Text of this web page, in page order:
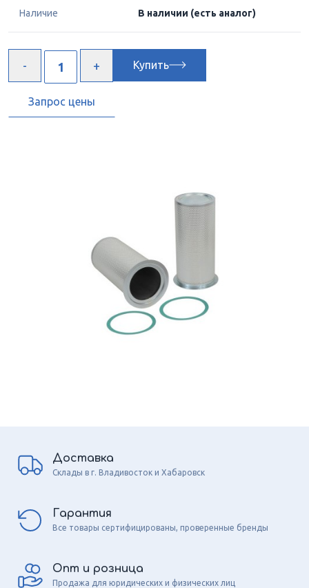
Наличие В наличии (есть аналог)
Купить
Запрос цены
Доставка
Склады в г. Владивосток и Хабаровск
Гарантия
Все товары сертифицированы, проверенные бренды
Опт и розница
Продажа для юридических и физических лиц